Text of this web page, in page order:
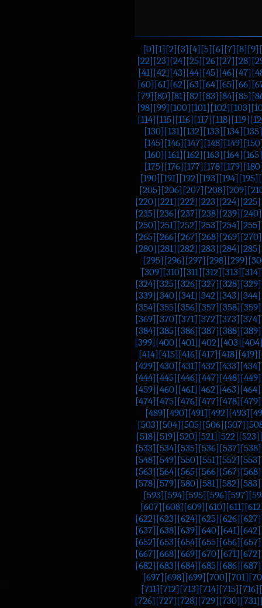
[0] [1] [2] [3] [4] [5] [6] [7] [8] [9]
[22] [23] [24] [25] [26] [27] [28]
[41] [42] [43] [44] [45] [46] [47]
[60] [61] [62] [63] [64] [65] [66]
[79] [80] [81] [82] [83] [84] [85]
[98] [99] [100] [101] [102] [103]
[114] [115] [116] [117] [118] [119]
[130] [131] [132] [133] [134] [135]
[145] [146] [147] [148] [149]
[160] [161] [162] [163] [164] [165]
[175] [176] [177] [178] [179]
[190] [191] [192] [193] [194] [195]
[205] [206] [207] [208] [209]
[220] [221] [222] [223] [224] [225]
[235] [236] [237] [238] [239] [240]
[250] [251] [252] [253] [254] [255]
[265] [266] [267] [268] [269] [270]
[280] [281] [282] [283] [284] [285]
[295] [296] [297] [298] [299]
[309] [310] [311] [312] [313] [314]
[324] [325] [326] [327] [328] [329]
[339] [340] [341] [342] [343] [344]
[354] [355] [356] [357] [358] [359]
[369] [370] [371] [372] [373] [374]
[384] [385] [386] [387] [388] [389]
[399] [400] [401] [402] [403]
[414] [415] [416] [417] [418] [419]
[429] [430] [431] [432] [433] [434]
[444] [445] [446] [447] [448] [449]
[459] [460] [461] [462] [463] [464]
[474] [475] [476] [477] [478] [479]
[489] [490] [491] [492] [493]
[503] [504] [505] [506] [507]
[518] [519] [520] [521] [522] [523]
[533] [534] [535] [536] [537] [538]
[548] [549] [550] [551] [552] [553]
[563] [564] [565] [566] [567] [568]
[578] [579] [580] [581] [582] [583]
[593] [594] [595] [596] [597]
[607] [608] [609] [610] [611]
[622] [623] [624] [625] [626] [627]
[637] [638] [639] [640] [641] [642]
[652] [653] [654] [655] [656] [657]
[667] [668] [669] [670] [671] [672]
[682] [683] [684] [685] [686] [687]
[697] [698] [699] [700] [701]
[711] [712] [713] [714] [715] [716]
[726] [727] [728] [729] [730] [731]